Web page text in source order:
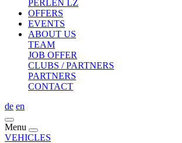
PERLEN LZ
OFFERS
EVENTS
ABOUT US
TEAM
JOB OFFER
CLUBS / PARTNERS
PARTNERS
CONTACT
de en
Menu
VEHICLES